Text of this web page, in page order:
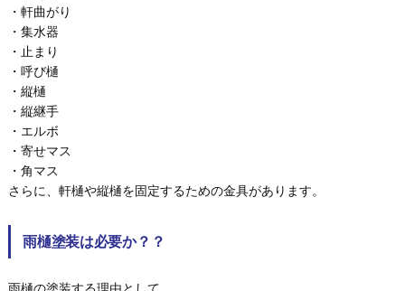
・軒曲がり
・集水器
・止まり
・呼び樋
・縦樋
・縦継手
・エルボ
・寄せマス
・角マス
さらに、軒樋や縦樋を固定するための金具があります。
雨樋塗装は必要か？？